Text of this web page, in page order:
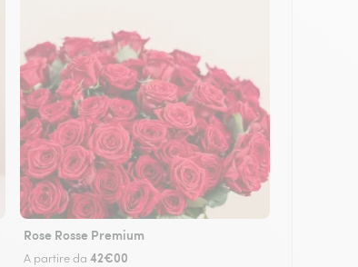
Rose Rosse Premium
A partire da 42€00